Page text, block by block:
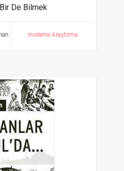
De Bilmek
İnceleme Araştırma